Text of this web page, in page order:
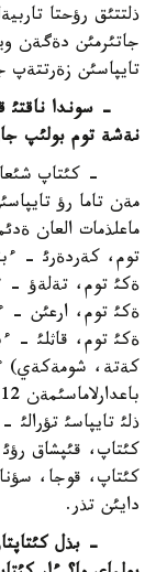
ذلتتئق رؤحتا
جاتئرمئن دةگةن
تايپاسئن زةرتتةپ
- سوندا ناقتئ
نةشة توم بولئپ
- كئتاپ
مةن تاما رؤ
ماعلذمات العان
توم، كةردةرئ -
ةكئ توم، تةلةؤ -
ةكئ توم، ارعئن
ةكئ توم، قاثلئ -
كةتة، شومةكةي)
ذلئ تايپاسئ
كئتاپ، قئپشاق
كئتاپ، قوجا،
دايئن تذر.
- بذل